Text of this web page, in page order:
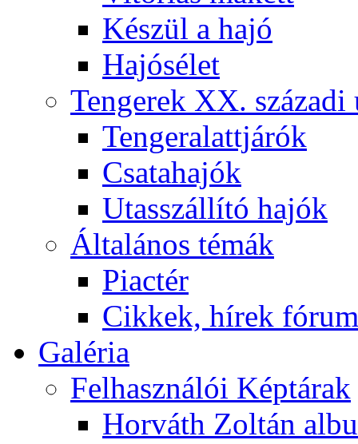
Készül a hajó
Hajósélet
Tengerek XX. századi
Tengeralattjárók
Csatahajók
Utasszállító hajók
Általános témák
Piactér
Cikkek, hírek
Galéria
Felhasználói Képtárak
Horváth Zoltán